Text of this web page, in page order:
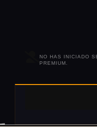
NO HAS INICIADO
PREMIUM.